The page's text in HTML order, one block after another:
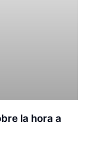
la hora a